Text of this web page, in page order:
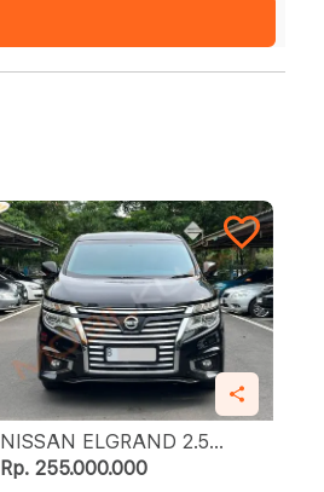
NISSAN ELGRAND 2.5
HIGHWAY STAR
Rp. 255.000.000